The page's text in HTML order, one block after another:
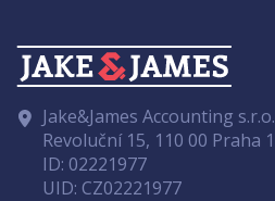
Jake&James Accounting s.r.o.
Revoluční 15, 110 00 Praha 1
ID: 02221977
UID: CZ02221977